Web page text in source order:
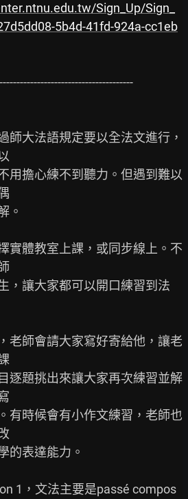
Sign_Up/Sign_
5b4d-41fd-924a-cc1eb
師大法語規定要以全法文進行，
用擔心練不到聽力。但遇到難以
。
實體教室上課，或同步線上。不
，讓大家都可以開口練習到法
老師會請大家寫好寄給他，讓老
逐題挑出來讓大家再次練習並解
有時候會有小作文練習，老師也
的表達能力。
1，文法主要是passé compos